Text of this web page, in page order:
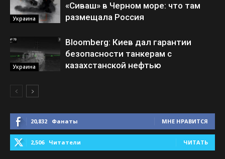
Украина
«Сиваш» в Черном море: что там
размещала Россия
Украина
Bloomberg: Киев дал гарантии
безопасности танкерам с
казахстанской нефтью
20,832 Фанаты МНЕ НРАВИТСЯ
2,506 Читатели ЧИТАТЬ